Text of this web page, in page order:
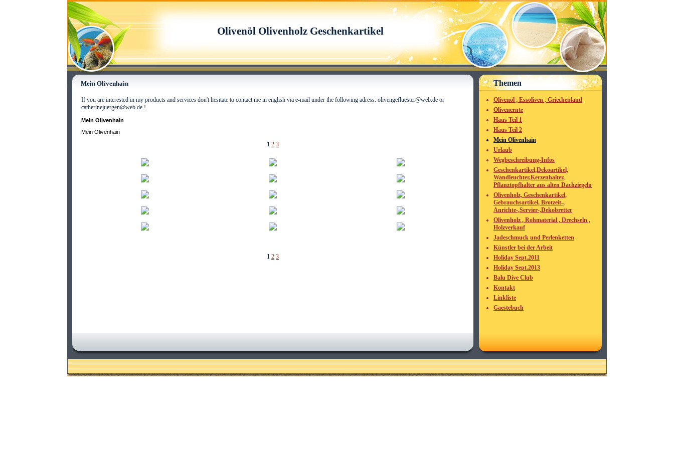
Olivenöl Olivenholz Geschenkartikel
Mein Olivenhain
If you are interested in my products and services don't hesitate to contact me in english via e-mail under the following adress: olivengefluester@web.de or
catherinejuergen@web.de !
Mein Olivenhain
Mein Olivenhain
1 2 3
1 2 3
Themen
Olivenöl , Essoliven , Griechenland
Olivenernte
Haus Teil 1
Haus Teil 2
Mein Olivenhain
Urlaub
Wegbeschreibung-Infos
Geschenkartikel,Dekoartikel,
Wandleuchter,Kerzenhalter,
Pflanztopfhalter aus alten Dachziegeln
Olivenholz, Geschenkartikel,
Gebrauchsartikel, Brotzeit-,
Anrichte-,Servier-,Dekobretter
Olivenholz , Rohmaterial , Drechseln ,
Holzverkauf
Jadeschmuck und Perlenketten
Künstler bei der Arbeit
Holiday Sept.2011
Holiday Sept.2013
Balu Dive Club
Kontakt
Linkliste
Gaestebuch